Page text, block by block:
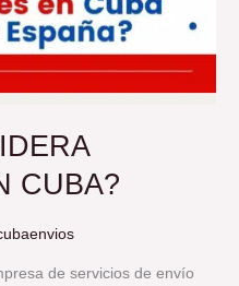
CUBA?
de servicios de envío